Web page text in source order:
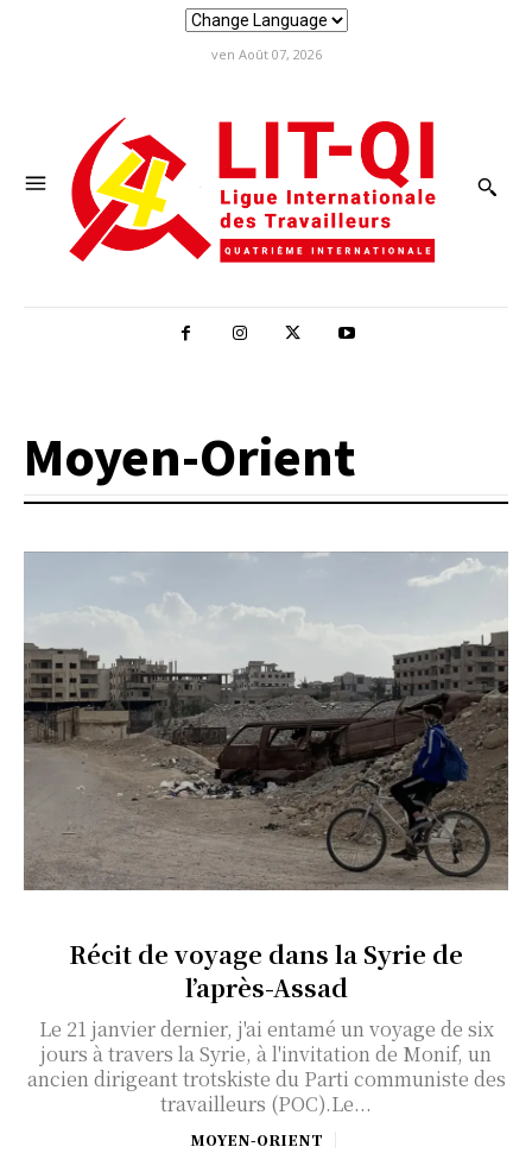
ven Août 07, 2026
Moyen-Orient
Récit de voyage dans la Syrie de
l’après-Assad
Le 21 janvier dernier, j'ai entamé un voyage de six
jours à travers la Syrie, à l'invitation de Monif, un
ancien dirigeant trotskiste du Parti communiste des
travailleurs (POC).Le...
MOYEN-ORIENT